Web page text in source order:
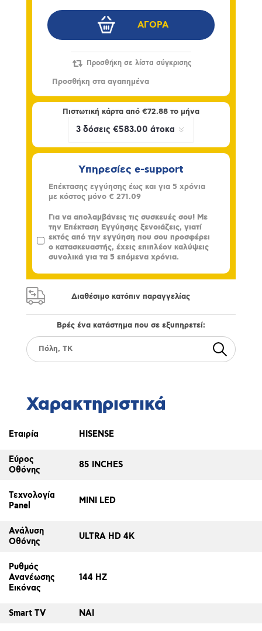
Πιστωτική κάρτα από €72.88το μήνα
Υπηρεσίες e-support
Επέκτασης εγγύησης έως και για 5 χρόνια
με κόστος μόνο € 271.09
Για να απολαμβάνεις τις συσκευές σου! Με
την Επέκταση Εγγύησης ξενοιάζεις, γιατί
εκτός από την εγγύηση που σου προσφέρει
ο κατασκευαστής, έχεις επιπλέον καλύψεις
συνολικά για τα 5 επόμενα χρόνια.
Διαθέσιμο κατόπιν παραγγελίας
Βρές ένα κατάστημα που σε εξυπηρετεί:
Χαρακτηριστικά
Εταιρία HISENSE
Εύρος
Οθόνης
85 INCHES
Τεχνολογία
Panel
MINI LED
Ανάλυση
Οθόνης
ULTRA HD 4K
Ρυθμός
Ανανέωσης
Εικόνας
144 HZ
Smart TV ΝΑΙ